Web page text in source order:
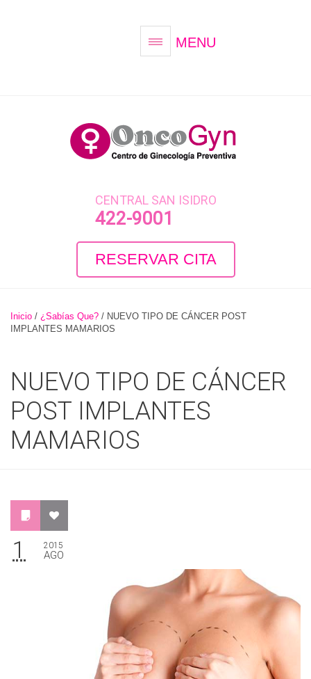
MENU
CENTRAL SAN ISIDRO
422-9001
RESERVAR CITA
Inicio / ¿Sabías Que? / NUEVO TIPO DE CÁNCER POST
IMPLANTES MAMARIOS
NUEVO TIPO DE CÁNCER
POST IMPLANTES
MAMARIOS
1 2015
AGO